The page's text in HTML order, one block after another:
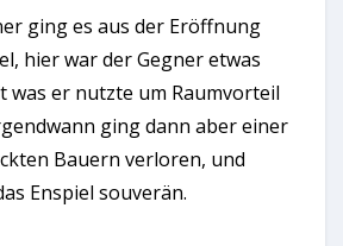
ging es aus der Eröffnung
hier war der Gegner etwas
was er nutzte um Raumvorteil
ging dann aber einer
Bauern verloren, und
Enspiel souverän.